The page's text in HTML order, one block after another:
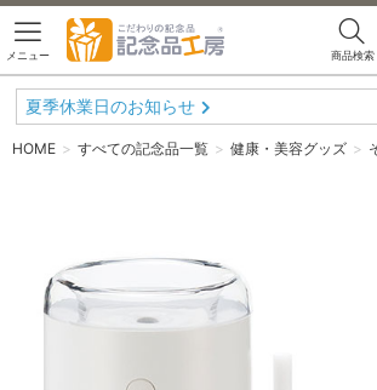
メニュー 商品検索
夏季休業日のお知らせ
HOME すべての記念品一覧 健康・美容グッズ